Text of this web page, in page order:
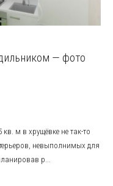
— фото
м в хрущёвке не так-то
невыполнимых для
р...